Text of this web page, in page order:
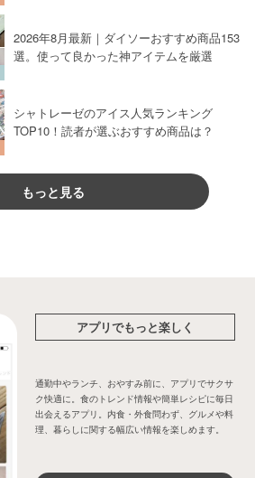
2026年8月最新｜ダイソーおすすめ商品153
選。使って良かった神アイテムを厳選
シャトレーゼのアイス人気ランキング
TOP10！読者が選ぶおすすめ商品は？
もっと見る
アプリでもっと楽しく
通勤中やランチ、おやすみ前に、アプリでサクサ
ク快適に。食のトレンド情報や簡単レシピに毎日
出会えるアプリ。内食・外食問わず、グルメや料
理、暮らしに関する幅広い情報を楽しめます。